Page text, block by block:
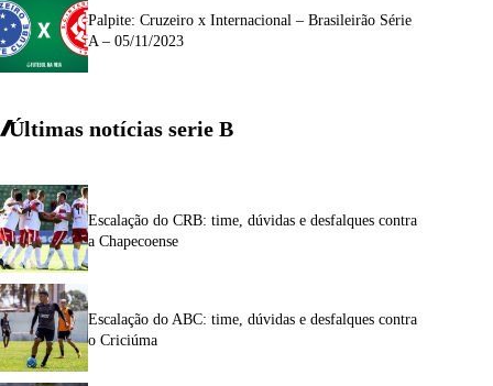
Palpite: Cruzeiro x Internacional – Brasileirão Série
A – 05/11/2023
Últimas notícias serie B
Escalação do CRB: time, dúvidas e desfalques contra
a Chapecoense
Escalação do ABC: time, dúvidas e desfalques contra
o Criciúma